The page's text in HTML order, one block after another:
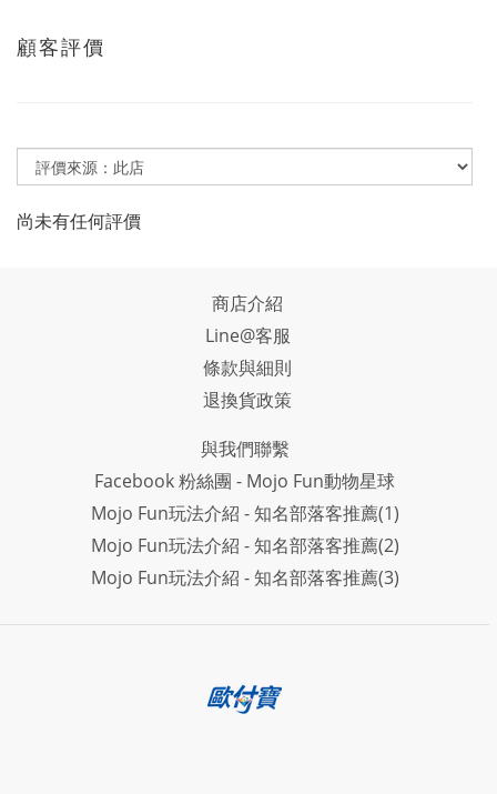
顧客評價
尚未有任何評價
商店介紹
Line@客服
條款與細則
退換貨政策
與我們聯繫
Facebook 粉絲團 - Mojo Fun動物星球
Mojo Fun玩法介紹 - 知名部落客推薦(1)
Mojo Fun玩法介紹 - 知名部落客推薦(2)
Mojo Fun玩法介紹 - 知名部落客推薦(3)